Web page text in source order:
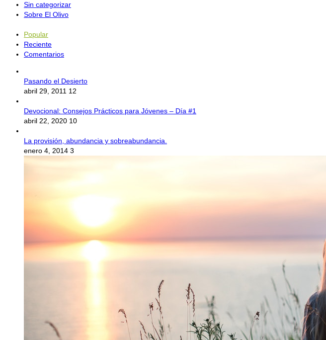
Sin categorizar
Sobre El Olivo
Popular
Reciente
Comentarios
Pasando el Desierto
abril 29, 2011 12
Devocional: Consejos Prácticos para Jóvenes – Día #1
abril 22, 2020 10
La provisión, abundancia y sobreabundancia.
enero 4, 2014 3